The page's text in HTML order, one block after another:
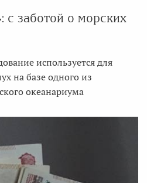
с заботой о морских
используется для
на базе одного из
океанариума